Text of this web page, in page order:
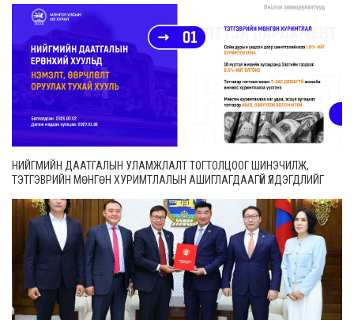
НИЙГМИЙН ДААТГАЛЫН УЛАМЖЛАЛТ ТОГТОЛЦООГ ШИНЭЧИЛЖ,
ТЭТГЭВРИЙН МӨНГӨН ХУРИМТЛАЛЫН АШИГЛАГДААГҮЙ ҮЛДЭГДЛИЙГ